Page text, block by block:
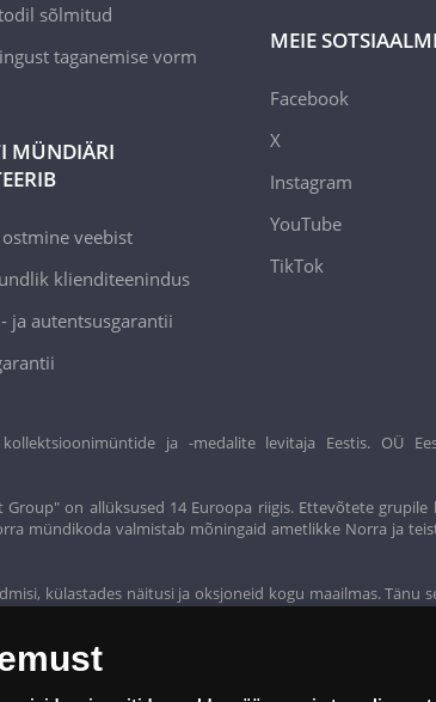
sõlmitud
taganemise vorm
MÜNDIÄRI
veebist
klienditeenindus
ja autentsusgarantii
MEIE
Facebook
X
Instagram
YouTube
TikTok
ja -medalite levitaja Eestis. OÜ
on allüksused 14 Euroopa riigis. Ettevõtete
mündikoda valmistab mõningaid ametlikke Norra ja
külastades näitusi ja oksjoneid kogu maailmas. Tänu